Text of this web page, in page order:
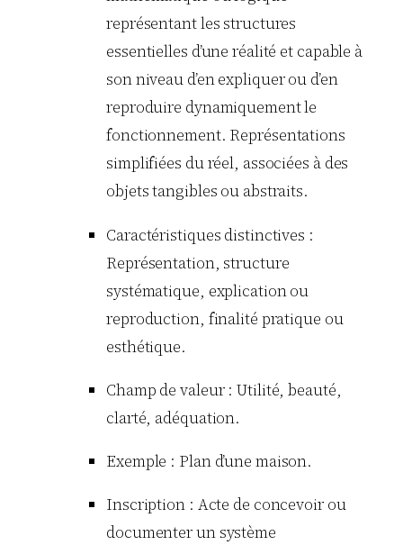
représentant les structures
essentielles d’une réalité et capable à
son niveau d’en expliquer ou d’en
reproduire dynamiquement le
fonctionnement. Représentations
simplifiées du réel, associées à des
objets tangibles ou abstraits.
Caractéristiques distinctives :
Représentation, structure
systématique, explication ou
reproduction, finalité pratique ou
esthétique.
Champ de valeur : Utilité, beauté,
clarté, adéquation.
Exemple : Plan d’une maison.
Inscription : Acte de concevoir ou
documenter un système